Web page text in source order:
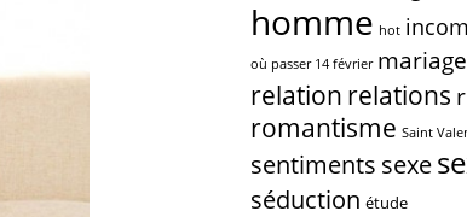
homme hot
où passer 14 février mariage
relation relations
romantisme Saint
sentiments sexe
séduction étude